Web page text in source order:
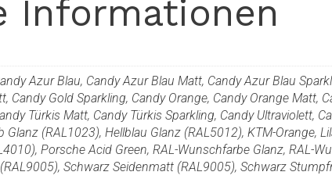
Informationen
Azur Blau, Candy Azur Blau Matt, Candy Azur Blau
Candy Gold Sparkling, Candy Orange, Candy Orange Matt,
Türkis Matt, Candy Türkis Sparkling, Candy Ultraviolett,
Glanz (RAL1023), Hellblau Glanz (RAL5012), KTM-Orange,
Porsche Acid Green, RAL-Wunschfarbe Glanz, RAL-
Schwarz Seidenmatt (RAL9005), Schwarz